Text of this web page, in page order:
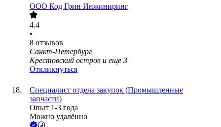
ООО Код Грин Инжиниринг
4.4
•
8 отзывов
Санкт-Петербург
Крестовский остров и еще 3
Откликнуться
Специалист отдела закупок (Промышленные
запчасти)
Опыт 1-3 года
Можно удалённо